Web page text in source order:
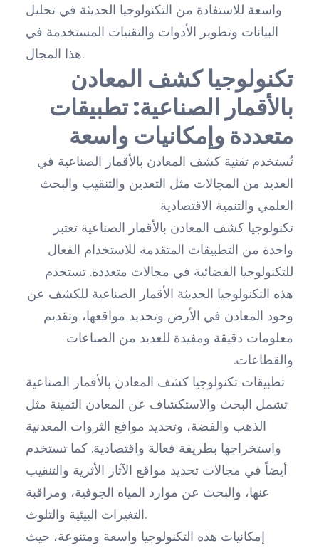
واسعة للاستفادة من التكنولوجيا الحديثة في تحليل
البيانات وتطوير الأدوات والتقنيات المستخدمة في
هذا المجال.
تكنولوجيا كشف المعادن
بالأقمار الصناعية: تطبيقات
متعددة وإمكانيات واسعة
تُستخدم تقنية كشف المعادن بالأقمار الصناعية في
العديد من المجالات مثل التعدين والتنقيب والبحث
العلمي والتنمية الاقتصادية
تكنولوجيا كشف المعادن بالأقمار الصناعية تعتبر
واحدة من التطبيقات المتقدمة للاستخدام الفعال
للتكنولوجيا الفضائية في مجالات متعددة. تستخدم
هذه التكنولوجيا الحديثة الأقمار الصناعية للكشف عن
وجود المعادن في الأرض وتحديد مواقعها، وتقديم
معلومات دقيقة ومفيدة للعديد من الصناعات
والقطاعات.
تطبيقات تكنولوجيا كشف المعادن بالأقمار الصناعية
تشمل البحث والاستكشاف عن المعادن الثمينة مثل
الذهب والفضة، وتحديد مواقع الثروات المعدنية
واستخراجها بطريقة فعالة واقتصادية. كما تستخدم
أيضاً في مجالات تحديد مواقع الآثار الأثرية والتنقيب
عنها، والبحث عن موارد المياه الجوفية، ومراقبة
التغيرات البيئية والتلوث.
إمكانيات هذه التكنولوجيا واسعة ومتنوعة، حيث